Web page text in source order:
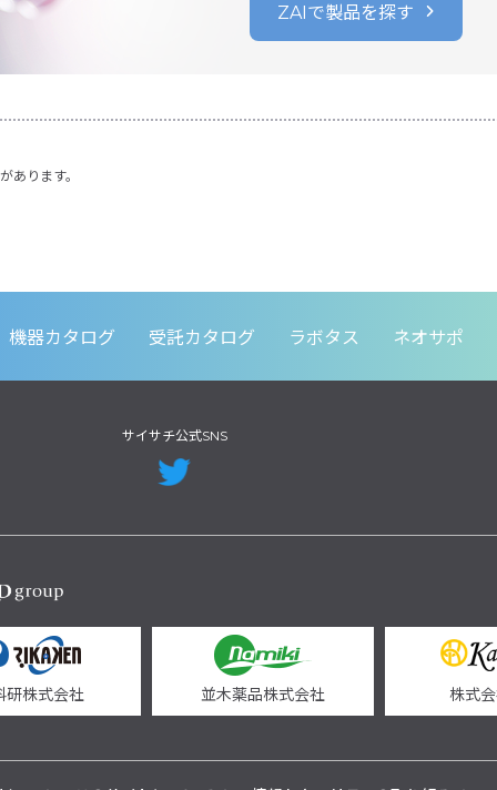
ZAIで製品を探す
あります。
機器カタログ 受託カタログ ラボタス ネオサポ
サイサチ公式SNS
研株式会社 並木薬品株式会社 株式